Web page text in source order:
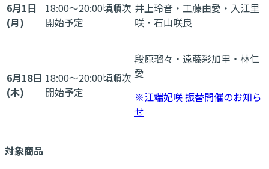
6月1日
(月)
18:00～20:00頃順次
開始予定
井上玲音・工藤由愛・入江里
咲・石山咲良
6月18日
(木)
18:00～20:00頃順次
開始予定
段原瑠々・遠藤彩加里・林仁
愛
※江端妃咲 振替開催のお知ら
せ
対象商品